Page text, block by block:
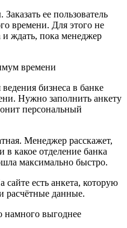
ее пользователь
времени. Для этого не
и ждать, пока менеджер
времени
бизнеса в банке
Нужно заполнить анкету
персональный
Менеджер расскажет,
какое отделение банка
максимально быстро.
есть анкета, которую
расчётные данные.
намного выгоднее